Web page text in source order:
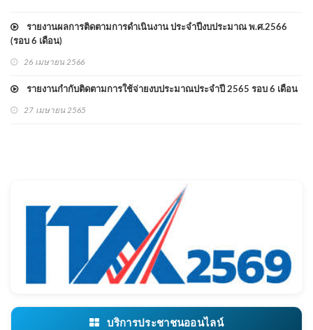
รายงานผลการติดตามการดำเนินงาน ประจำปีงบประมาณ พ.ศ.2566
(รอบ 6 เดือน)
26 เมษายน 2566
รายงานกำกับติดตามการใช้จ่ายงบประมาณประจำปี 2565 รอบ 6 เดือน
27 เมษายน 2565
บริการประชาชนออนไลน์